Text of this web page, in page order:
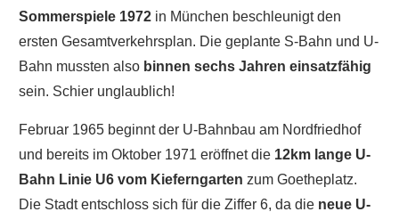
Sommerspiele 1972 in München beschleunigt den
ersten Gesamtverkehrsplan. Die geplante S-Bahn und U-
Bahn mussten also binnen sechs Jahren einsatzfähig
sein. Schier unglaublich!
Februar 1965 beginnt der U-Bahnbau am Nordfriedhof
und bereits im Oktober 1971 eröffnet die 12km lange U-
Bahn Linie U6 vom Kieferngarten zum Goetheplatz.
Die Stadt entschloss sich für die Ziffer 6, da die neue U-